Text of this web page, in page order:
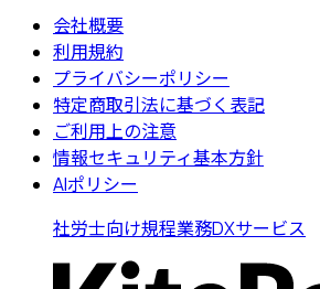
会社概要
利用規約
プライバシーポリシー
特定商取引法に基づく表記
ご利用上の注意
情報セキュリティ基本方針
AIポリシー
社労士向け規程業務DXサービス